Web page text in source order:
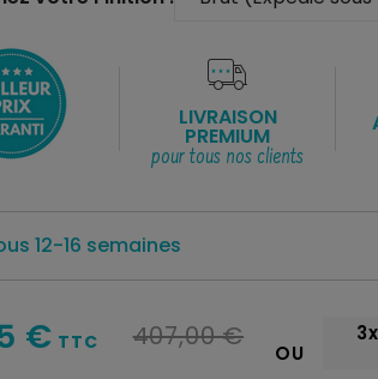
LIVRAISON
PREMIUM
pour tous nos clients
12-16 semaines
€ TTC 407,00 €
OU